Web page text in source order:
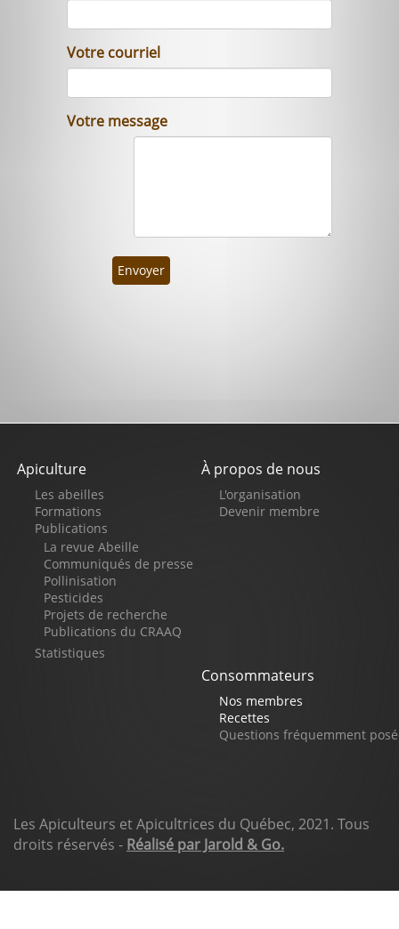
Votre courriel
Votre message
Envoyer
Pied
de
page
À propos de nous
L'organisation
Devenir membre
Apiculture
Les abeilles
Formations
Publications
La revue Abeille
Communiqués de presse
Pollinisation
Pesticides
Projets de recherche
Publications du CRAAQ
Statistiques
Consommateurs
Nos membres
Recettes
Questions fréquemment
Les Apiculteurs et Apicultrices du Québec, 2021. Tous
droits réservés - Réalisé par Jarold & Go.